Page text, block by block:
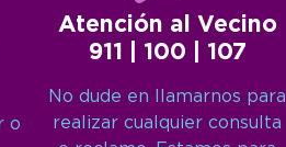
o
Atención al Vecino
911 | 100 | 107
No dude en llamarnos para
realizar cualquier consulta